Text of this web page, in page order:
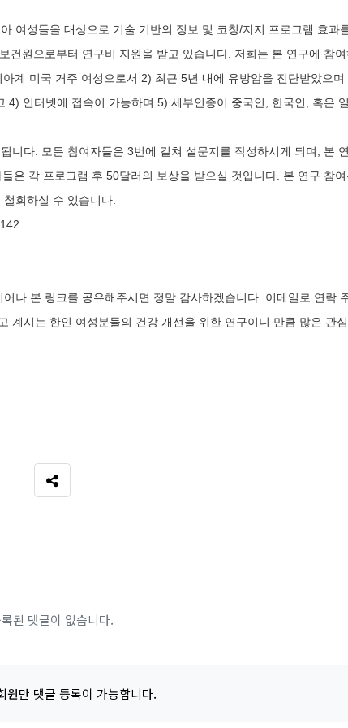
여성들을 대상으로 기술 기반의 정보 및 코칭/지지 프로그램 효과
건원으로부터 연구비 지원을 받고 있습니다. 저희는 본 연구에 참여
계 미국 거주 여성으로서 2) 최근 5년 내에 유방암을 진단받았으며
4) 인터넷에 접속이 가능하며 5) 세부인종이 중국인, 한국인, 혹은
니다. 모든 참여자들은 3번에 걸쳐 설문지를 작성하시게 되며, 본
은 각 프로그램 후 50달러의 보상을 받으실 것입니다. 본 연구 참여
회하실 수 있습니다.
나 본 링크를 공유해주시면 정말 감사하겠습니다. 이메일로 연락
계시는 한인 여성분들의 건강 개선을 위한 연구이니 만큼 많은 관
SNS 공유
된 댓글이 없습니다.
원만 댓글 등록이 가능합니다.